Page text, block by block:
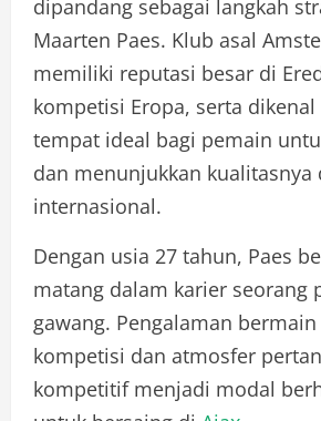
dipandang sebagai langkah
Maarten Paes. Klub asal
memiliki reputasi besar di
kompetisi Eropa, serta dikenal
tempat ideal bagi pemain
dan menunjukkan kualitasnya
internasional.
Dengan usia 27 tahun, Paes
matang dalam karier seorang
gawang. Pengalaman
kompetisi dan atmosfer
kompetitif menjadi modal